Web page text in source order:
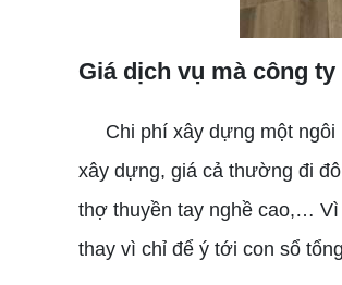
Giá dịch vụ mà công
Chi phí xây dựng một ngôi
xây dựng, giá cả thường đi
thợ thuyền tay nghề cao,…
thay vì chỉ để ý tới con sổ